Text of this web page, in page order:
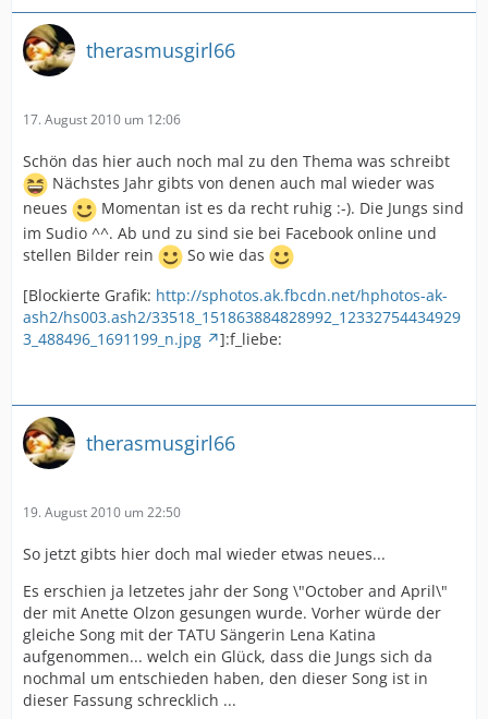
therasmusgirl66
17. August 2010 um 12:06
Schön das hier auch noch mal zu den Thema was schreibt
Nächstes Jahr gibts von denen auch mal wieder was
neues
Momentan ist es da recht ruhig :-). Die Jungs sind
im Sudio ^^. Ab und zu sind sie bei Facebook online und
stellen Bilder rein
So wie das
[Blockierte Grafik: http://sphotos.ak.fbcdn.net/hphotos-ak-
ash2/hs003.ash2/33518_151863884828992_12332754434929
3_488496_1691199_n.jpg
]:f_liebe:
therasmusgirl66
19. August 2010 um 22:50
So jetzt gibts hier doch mal wieder etwas neues...
Es erschien ja letzetes jahr der Song \"October and April\"
der mit Anette Olzon gesungen wurde. Vorher würde der
gleiche Song mit der TATU Sängerin Lena Katina
aufgenommen... welch ein Glück, dass die Jungs sich da
nochmal um entschieden haben, den dieser Song ist in
dieser Fassung schrecklich ...